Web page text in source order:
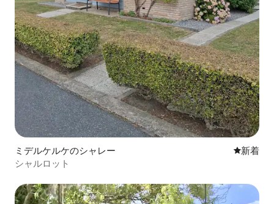
ミデルケルケのシャレー 新しい宿
新着
シャルロット